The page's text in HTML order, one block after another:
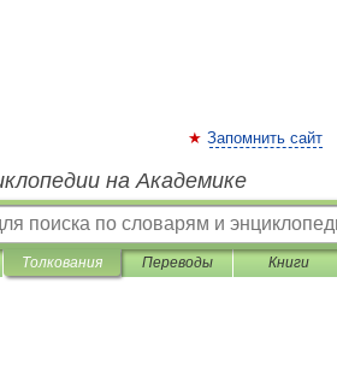
Запомнить сайт
на Академике
Толкования Переводы Книги